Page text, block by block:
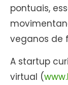
pontuais,
veganos de
A startup
virtual (